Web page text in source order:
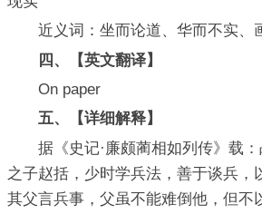
近义词：坐而论道、华而不实、
四、【英文翻译】
On paper
五、【详细解释】
据《史记·廉颇蔺相如列传》载：
之子赵括，少时学兵法，善于谈兵，
其父言兵事，父虽不能难倒他，但不